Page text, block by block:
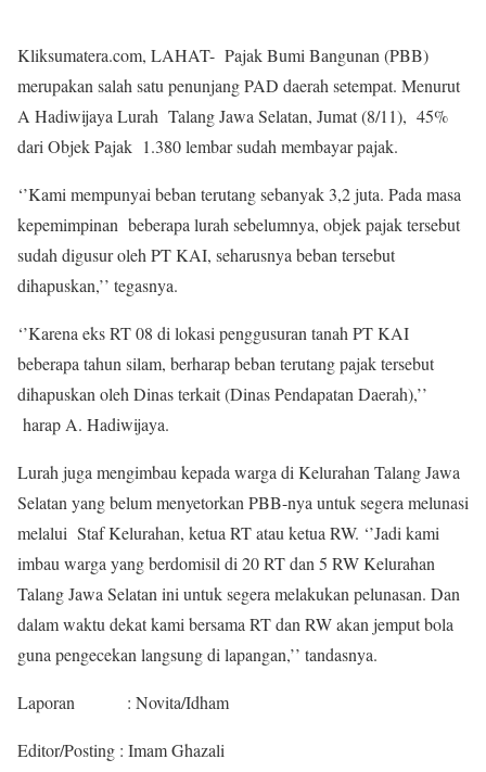
Kliksumatera.com, LAHAT- Pajak Bumi Bangunan (PBB)
merupakan salah satu penunjang PAD daerah setempat. Menurut
A Hadiwijaya Lurah Talang Jawa Selatan, Jumat (8/11), 45%
dari Objek Pajak 1.380 lembar sudah membayar pajak.
‘’Kami mempunyai beban terutang sebanyak 3,2 juta. Pada masa
kepemimpinan beberapa lurah sebelumnya, objek pajak tersebut
sudah digusur oleh PT KAI, seharusnya beban tersebut
dihapuskan,’’ tegasnya.
‘’Karena eks RT 08 di lokasi penggusuran tanah PT KAI
beberapa tahun silam, berharap beban terutang pajak tersebut
dihapuskan oleh Dinas terkait (Dinas Pendapatan Daerah),’’
harap A. Hadiwijaya.
Lurah juga mengimbau kepada warga di Kelurahan Talang Jawa
Selatan yang belum menyetorkan PBB-nya untuk segera melunasi
melalui Staf Kelurahan, ketua RT atau ketua RW. ‘’Jadi kami
imbau warga yang berdomisil di 20 RT dan 5 RW Kelurahan
Talang Jawa Selatan ini untuk segera melakukan pelunasan. Dan
dalam waktu dekat kami bersama RT dan RW akan jemput bola
guna pengecekan langsung di lapangan,’’ tandasnya.
Laporan : Novita/Idham
Editor/Posting : Imam Ghazali